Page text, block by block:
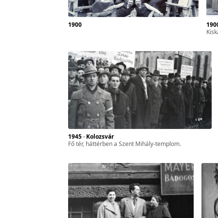
1900
1945 · Kolozsvár
Fő tér, háttérben a Szent Mihály-templom.